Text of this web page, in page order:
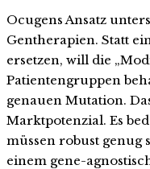
Ocugens Ansatz
Gentherapien. Statt
ersetzen, will die
Patientengruppen
genauen Mutation.
Marktpotenzial. Es
müssen robust genug
einem gene-